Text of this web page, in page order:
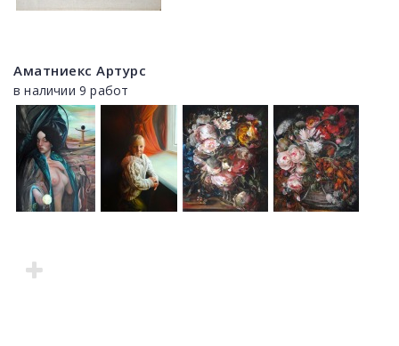
Аматниекс Артурс
в наличии 9 работ